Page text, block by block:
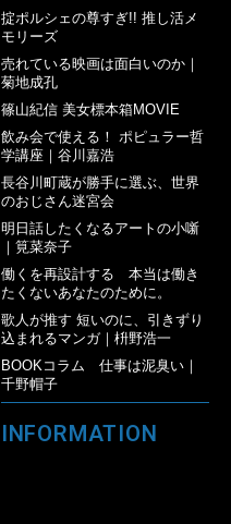
掟ポルシェの尊すぎ!! 推し活メ
モリーズ
売れている映画は面白いのか｜
菊地成孔
篠山紀信 美女標本箱MOVIE
飲み会で使える！ ポピュラー哲
学講座｜谷川嘉浩
長谷川町蔵が勝手に選ぶ、世界
のおじさん迷宮会
明日話したくなるアートの小噺
｜筧菜奈子
働くを再設計する 本当は働き
たくないあなたのために。
歌人が推す 短いのに、引きずり
込まれるマンガ｜枡野浩一
BOOKコラム 仕事は泥臭い｜
千野帽子
INFORMATION